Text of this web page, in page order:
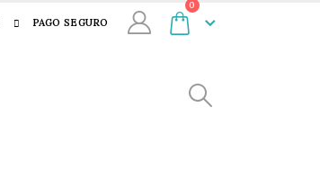
PAGO SEGURO
0